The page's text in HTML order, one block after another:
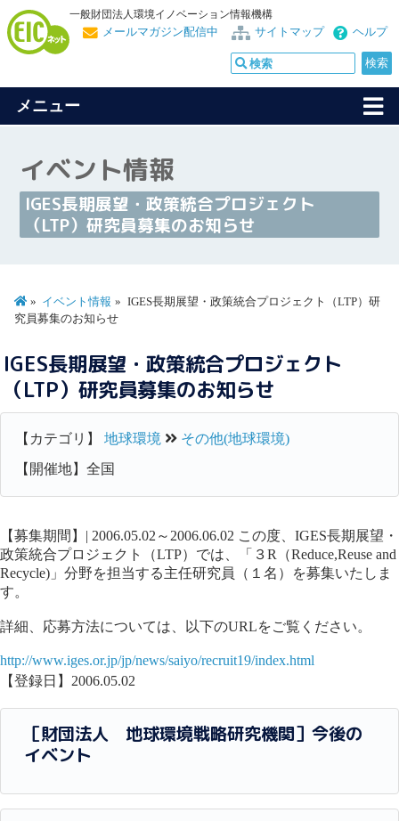
一般財団法人環境イノベーション情報機構
ヘルプ
サイトマップ
メールマガジン配信中
メニュー
イベント情報
IGES長期展望・政策統合プロジェクト
（LTP）研究員募集のお知らせ
イベント情報
IGES長期展望・政策統合プロジェクト（LTP）研
究員募集のお知らせ
IGES長期展望・政策統合プロジェクト
（LTP）研究員募集のお知らせ
【カテゴリ】 地球環境
その他(地球環境)
【開催地】全国
【募集期間】| 2006.05.02～2006.06.02 この度、IGES長期展望・
政策統合プロジェクト（LTP）では、「３R（Reduce,Reuse and
Recycle)」分野を担当する主任研究員（１名）を募集いたしま
す。
詳細、応募方法については、以下のURLをご覧ください。
http://www.iges.or.jp/jp/news/saiyo/recruit19/index.html
【登録日】2006.05.02
［財団法人 地球環境戦略研究機関］今後の
イベント